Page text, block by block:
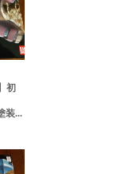
初
装...